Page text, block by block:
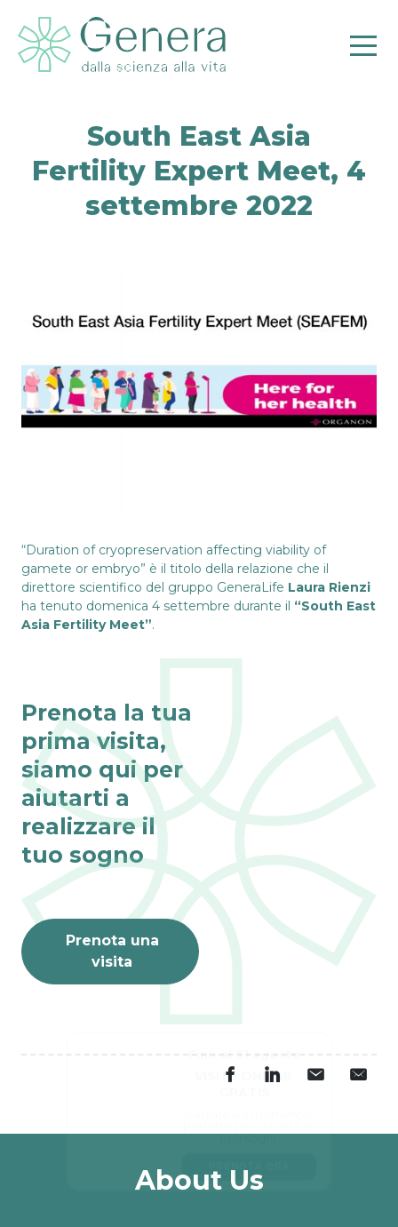
South East Asia
Fertility Expert Meet, 4
settembre 2022
“Duration of cryopreservation affecting viability of
gamete or embryo” è il titolo della relazione che il
direttore scientifico del gruppo GeneraLife Laura Rienzi
ha tenuto domenica 4 settembre durante il “South East
Asia Fertility Meet”.
Prenota la tua
prima visita,
siamo qui per
aiutarti a
realizzare il
tuo sogno
Prenota una
visita
About Us
VISITE ONLINE
GRATIS